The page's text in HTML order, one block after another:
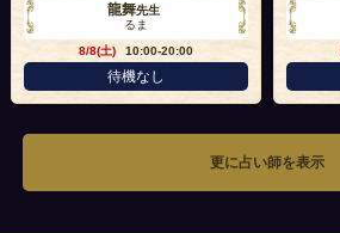
龍舞先生
るま
8/8(土)
10:00-20:00
待機なし
更に占い師を表示